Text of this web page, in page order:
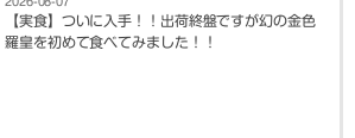
【実食】ついに入手！！出荷終盤ですが幻の金色
羅皇を初めて食べてみました！！